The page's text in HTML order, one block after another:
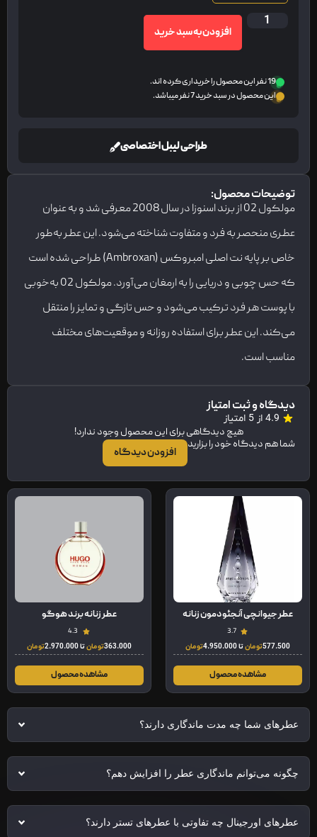
افزودن به سبد خرید
19 نفر این محصول را خریداری کرده اند.
این محصول در سبد خرید 7 نفر میباشد.
طراحی لیبل اختصاصی
توضیحات محصول:
مولکول 02 از برند اسنوزا در سال 2008 معرفی شد و به عنوان
عطری منحصر به فرد و متفاوت شناخته می‌شود. این عطر به‌طور
خاص بر پایه نت اصلی امبروکس (Ambroxan) طراحی شده است
که حس چوبی و دریایی را به ارمغان می‌آورد. مولکول 02 به‌خوبی
با پوست هر فرد ترکیب می‌شود و حس تازگی و تمایز را منتقل
می‌کند. این عطر برای استفاده روزانه و موقعیت‌های مختلف
مناسب است.
دیدگاه و ثبت امتیاز
4.9 از 5 امتیاز
هیچ دیدگاهی برای این محصول وجود ندارد!
شما هم دیدگاه خود را بزارید
افزودن دیدگاه
عطر جیوانچی آنجئو دمون زنانه
3.7
577.500تومانتا4.950.000تومان
مشاهده محصول
عطر زنانه برند هوگو
4.3
363.000تومانتا2.970.000تومان
مشاهده محصول
عطرهای شما چه مدت ماندگاری دارند؟
چگونه می‌توانم ماندگاری عطر را افزایش دهم؟
عطرهای اورجینال چه تفاوتی با عطرهای تستر دارند؟